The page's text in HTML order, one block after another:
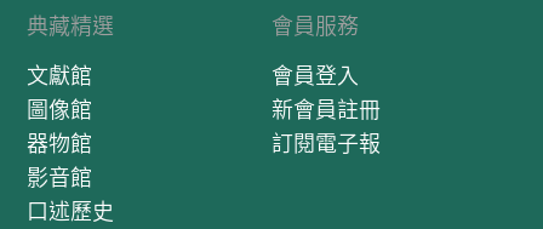
典藏精選
文獻館
圖像館
器物館
影音館
口述歷史
會員服務
會員登入
新會員註冊
訂閱電子報